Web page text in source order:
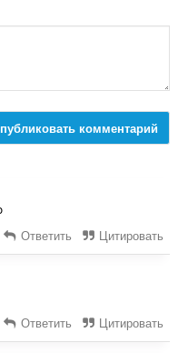
комментарий
Ответить Цитировать
Ответить Цитировать